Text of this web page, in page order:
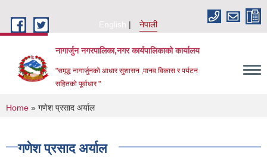
English
नेपाली
नागार्जुन नगरपालिका,नगर कार्यपालिकाको कार्यालय
"समृद्ध नागार्जुनको आधार सुशासन ,मानव विकास र पर्यटन
सहितको पूर्वाधार "
You are here
Home » गणेश प्रसाद अर्याल
गणेश प्रसाद अर्याल